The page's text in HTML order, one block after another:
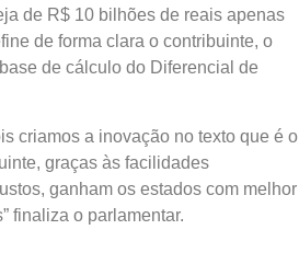
de R$ 10 bilhões de reais apenas
de forma clara o contribuinte, o
de cálculo do Diferencial de
criamos a inovação no texto que é o
graças às facilidades
ganham os estados com melhor
finaliza o parlamentar.